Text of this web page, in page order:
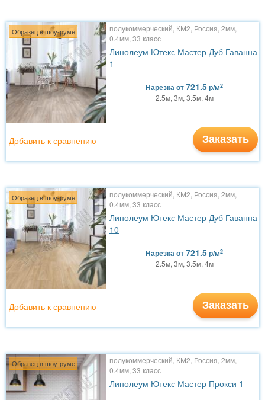
Образец в шоу-руме
полукоммерческий, КМ2, Россия, 2мм,
0.4мм, 33 класс
Линолеум Ютекс Мастер Дуб Гаванна
1
Нарезкаот721.5р/м2
2.5м, 3м, 3.5м, 4м
Заказать
Добавить к сравнению
Образец в шоу-руме
полукоммерческий, КМ2, Россия, 2мм,
0.4мм, 33 класс
Линолеум Ютекс Мастер Дуб Гаванна
10
Нарезкаот721.5р/м2
2.5м, 3м, 3.5м, 4м
Заказать
Добавить к сравнению
Образец в шоу-руме
полукоммерческий, КМ2, Россия, 2мм,
0.4мм, 33 класс
Линолеум Ютекс Мастер Прокси 1